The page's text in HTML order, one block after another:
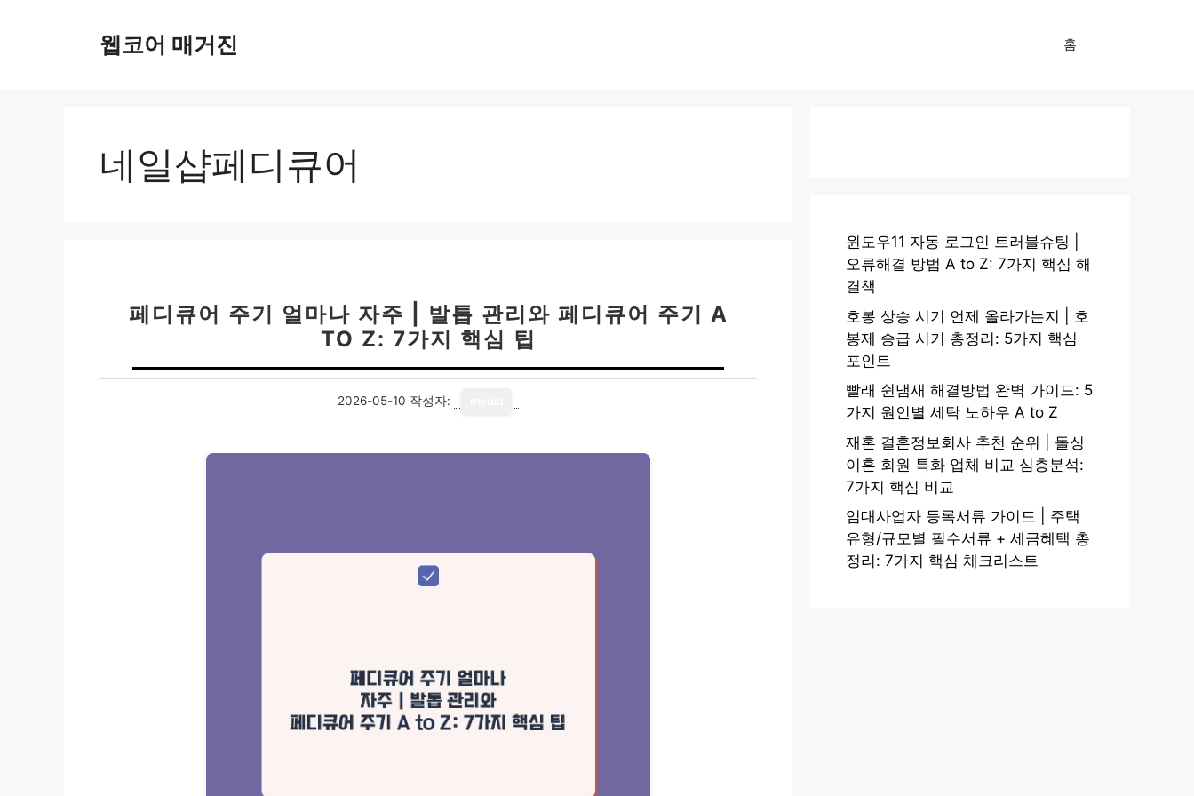
웹코어 매거진 홈
네일샵페디큐어
페디큐어 주기 얼마나 자주 | 발톱 관리와 페디큐어 주기 A
TO Z: 7가지 핵심 팁
2026-05-10 작성자:
윈도우11 자동 로그인 트러블슈팅 |
오류해결 방법 A to Z: 7가지 핵심 해
결책
호봉 상승 시기 언제 올라가는지 | 호
봉제 승급 시기 총정리: 5가지 핵심
포인트
빨래 쉰냄새 해결방법 완벽 가이드: 5
가지 원인별 세탁 노하우 A to Z
재혼 결혼정보회사 추천 순위 | 돌싱
이혼 회원 특화 업체 비교 심층분석:
7가지 핵심 비교
임대사업자 등록서류 가이드 | 주택
유형/규모별 필수서류 + 세금혜택 총
정리: 7가지 핵심 체크리스트